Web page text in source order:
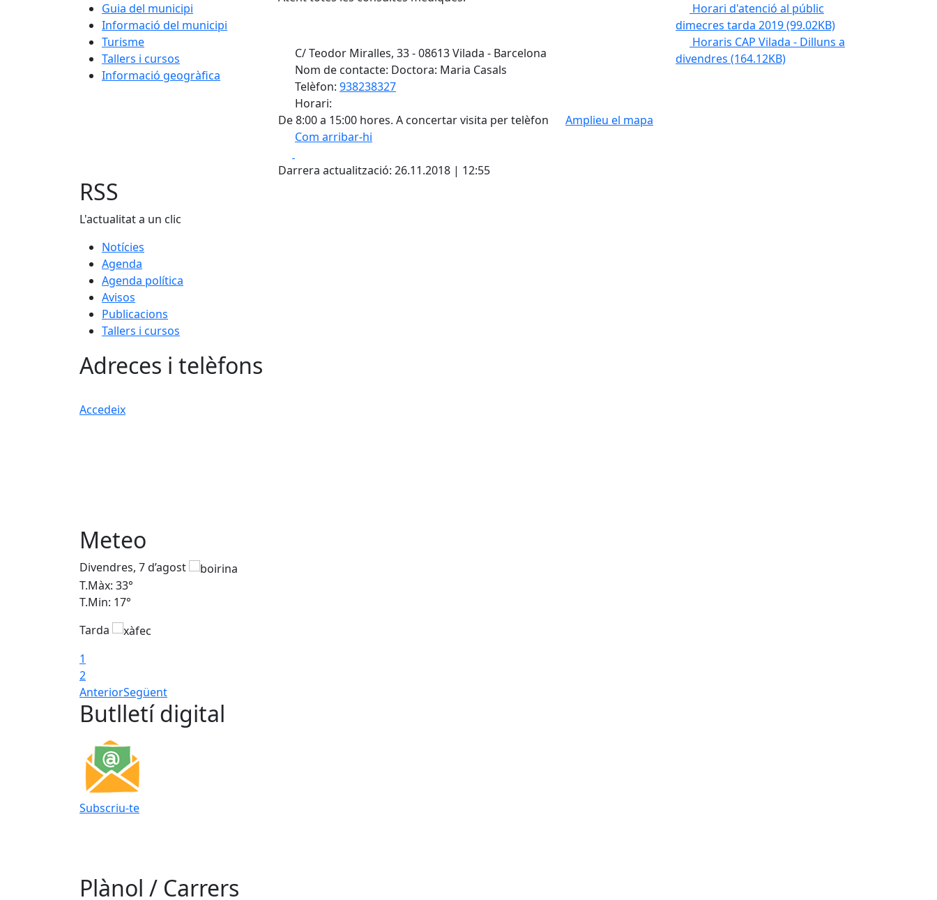
Guia del municipi
Informació del municipi
Turisme
Tallers i cursos
Informació geogràfica
C/ Teodor Miralles, 33 - 08613 Vilada - Barcelona
Nom de contacte: Doctora: Maria Casals
Telèfon: 938238327
Horari:
De 8:00 a 15:00 hores. A concertar visita per telèfon
Amplieu el mapa
Com arribar-hi
+
Darrera actualització: 26.11.2018 | 12:55
Horari d'atenció al públic
dimecres tarda 2019(99.02KB)
Horaris CAP Vilada - Dilluns a
divendres (164.12KB)
RSS
L'actualitat a un clic
Notícies
Agenda
Agenda política
Avisos
Publicacions
Tallers i cursos
Adreces i telèfons
Accedeix
Meteo
Divendres, 7 d’agost
T.Màx: 33°
T.Min: 17°
Tarda
1
2
AnteriorSegüent
Butlletí digital
Subscriu-te
Plànol / Carrers